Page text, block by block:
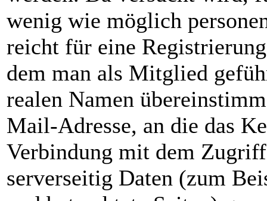
wenig wie möglich
reicht für eine
dem man als Mitglied
realen Namen
Mail-Adresse, an die das
Verbindung mit dem
serverseitig Daten (zum